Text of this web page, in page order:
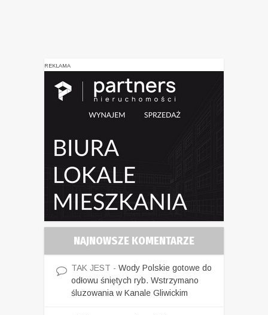
REKLAMA
NAJNOWSZE KOMENTARZE
TAK JEST - Wody Polskie gotowe do
odłowu śniętych ryb. Wstrzymano
śluzowania w Kanale Gliwickim